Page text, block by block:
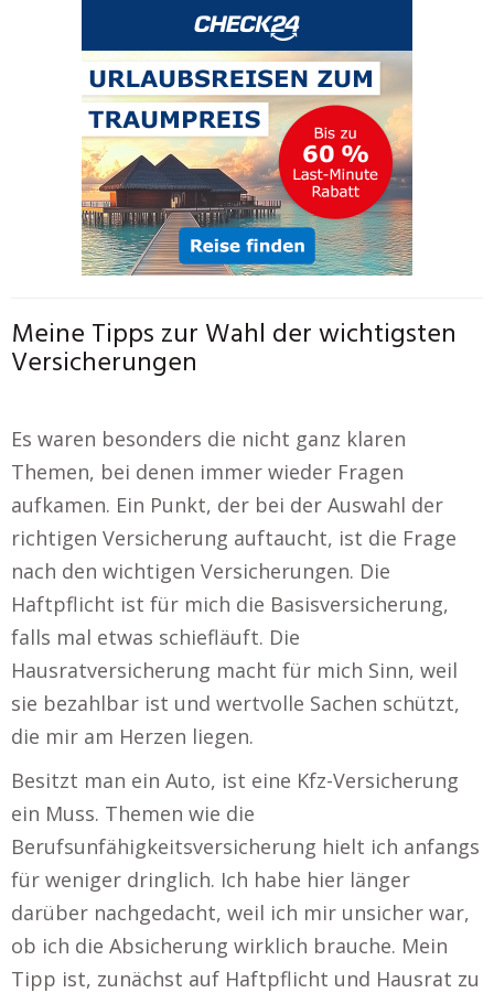
Meine Tipps zur Wahl der wichtigsten
Versicherungen
Es waren besonders die nicht ganz klaren
Themen, bei denen immer wieder Fragen
aufkamen. Ein Punkt, der bei der Auswahl der
richtigen Versicherung auftaucht, ist die Frage
nach den wichtigen Versicherungen. Die
Haftpflicht ist für mich die Basisversicherung,
falls mal etwas schiefläuft. Die
Hausratversicherung macht für mich Sinn, weil
sie bezahlbar ist und wertvolle Sachen schützt,
die mir am Herzen liegen.
Besitzt man ein Auto, ist eine Kfz-Versicherung
ein Muss. Themen wie die
Berufsunfähigkeitsversicherung hielt ich anfangs
für weniger dringlich. Ich habe hier länger
darüber nachgedacht, weil ich mir unsicher war,
ob ich die Absicherung wirklich brauche. Mein
Tipp ist, zunächst auf Haftpflicht und Hausrat zu